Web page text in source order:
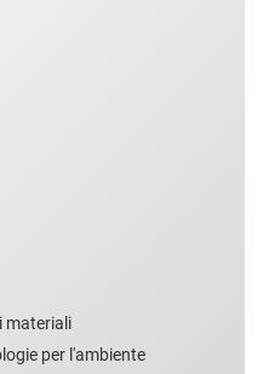
materiali
per l'ambiente